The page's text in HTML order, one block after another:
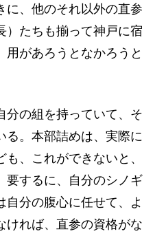
に、他のそれ以外の直参
）たちも揃って神戸に宿
用があろうとなかろうと
の組を持っていて、そ
る。本部詰めは、実際に
、これができないと、
要するに、自分のシノギ
自分の腹心に任せて、よ
ければ、直参の資格がな